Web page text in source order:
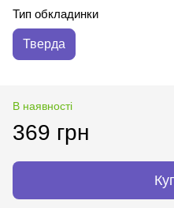
Тип обкладинки
Тверда
В наявності
369 грн